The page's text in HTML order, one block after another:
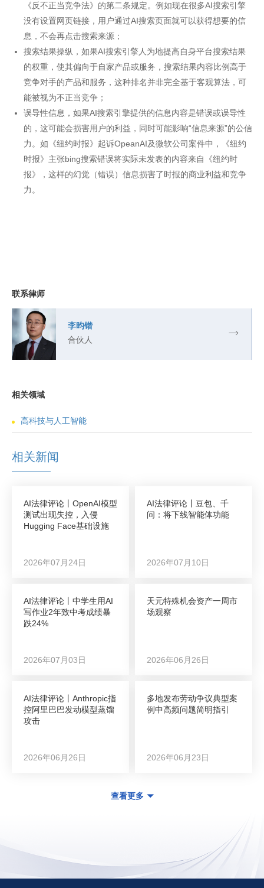
《反不正当竞争法》的第二条规定。例如现在很多AI搜索引擎
没有设置网页链接，用户通过AI搜索页面就可以获得想要的信
息，不会再点击搜索来源；
搜索结果操纵，如果AI搜索引擎人为地提高自身平台搜索结果
的权重，使其偏向于自家产品或服务，搜索结果内容比例高于
竞争对手的产品和服务，这种排名并非完全基于客观算法，可
能被视为不正当竞争；
误导性信息，如果AI搜索引擎提供的信息内容是错误或误导性
的，这可能会损害用户的利益，同时可能影响“信息来源”的公信
力。如《纽约时报》起诉OpeanAI及微软公司案件中，《纽约
时报》主张bing搜索错误将实际未发表的内容来自《纽约时
报》，这样的幻觉（错误）信息损害了时报的商业利益和竞争
力。
联系律师
李昀锴
合伙人
相关领域
高科技与人工智能
相关新闻
AI法律评论丨OpenAI模型
测试出现失控，入侵
Hugging Face基础设施
2026年07月24日
AI法律评论丨豆包、千
问：将下线智能体功能
2026年07月10日
AI法律评论丨中学生用AI
写作业2年致中考成绩暴
跌24%
2026年07月03日
天元特殊机会资产一周市
场观察
2026年06月26日
AI法律评论丨Anthropic指
控阿里巴巴发动模型蒸馏
攻击
2026年06月26日
多地发布劳动争议典型案
例中高频问题简明指引
2026年06月23日
查看更多